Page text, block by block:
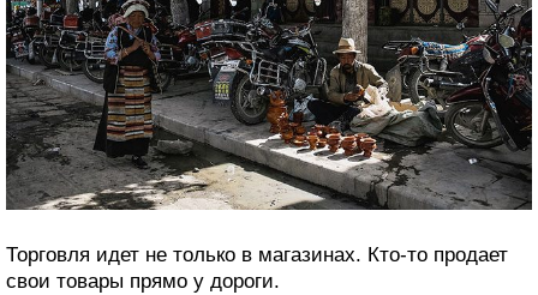
Торговля идет не только в магазинах. Кто-то продает
свои товары прямо у дороги.